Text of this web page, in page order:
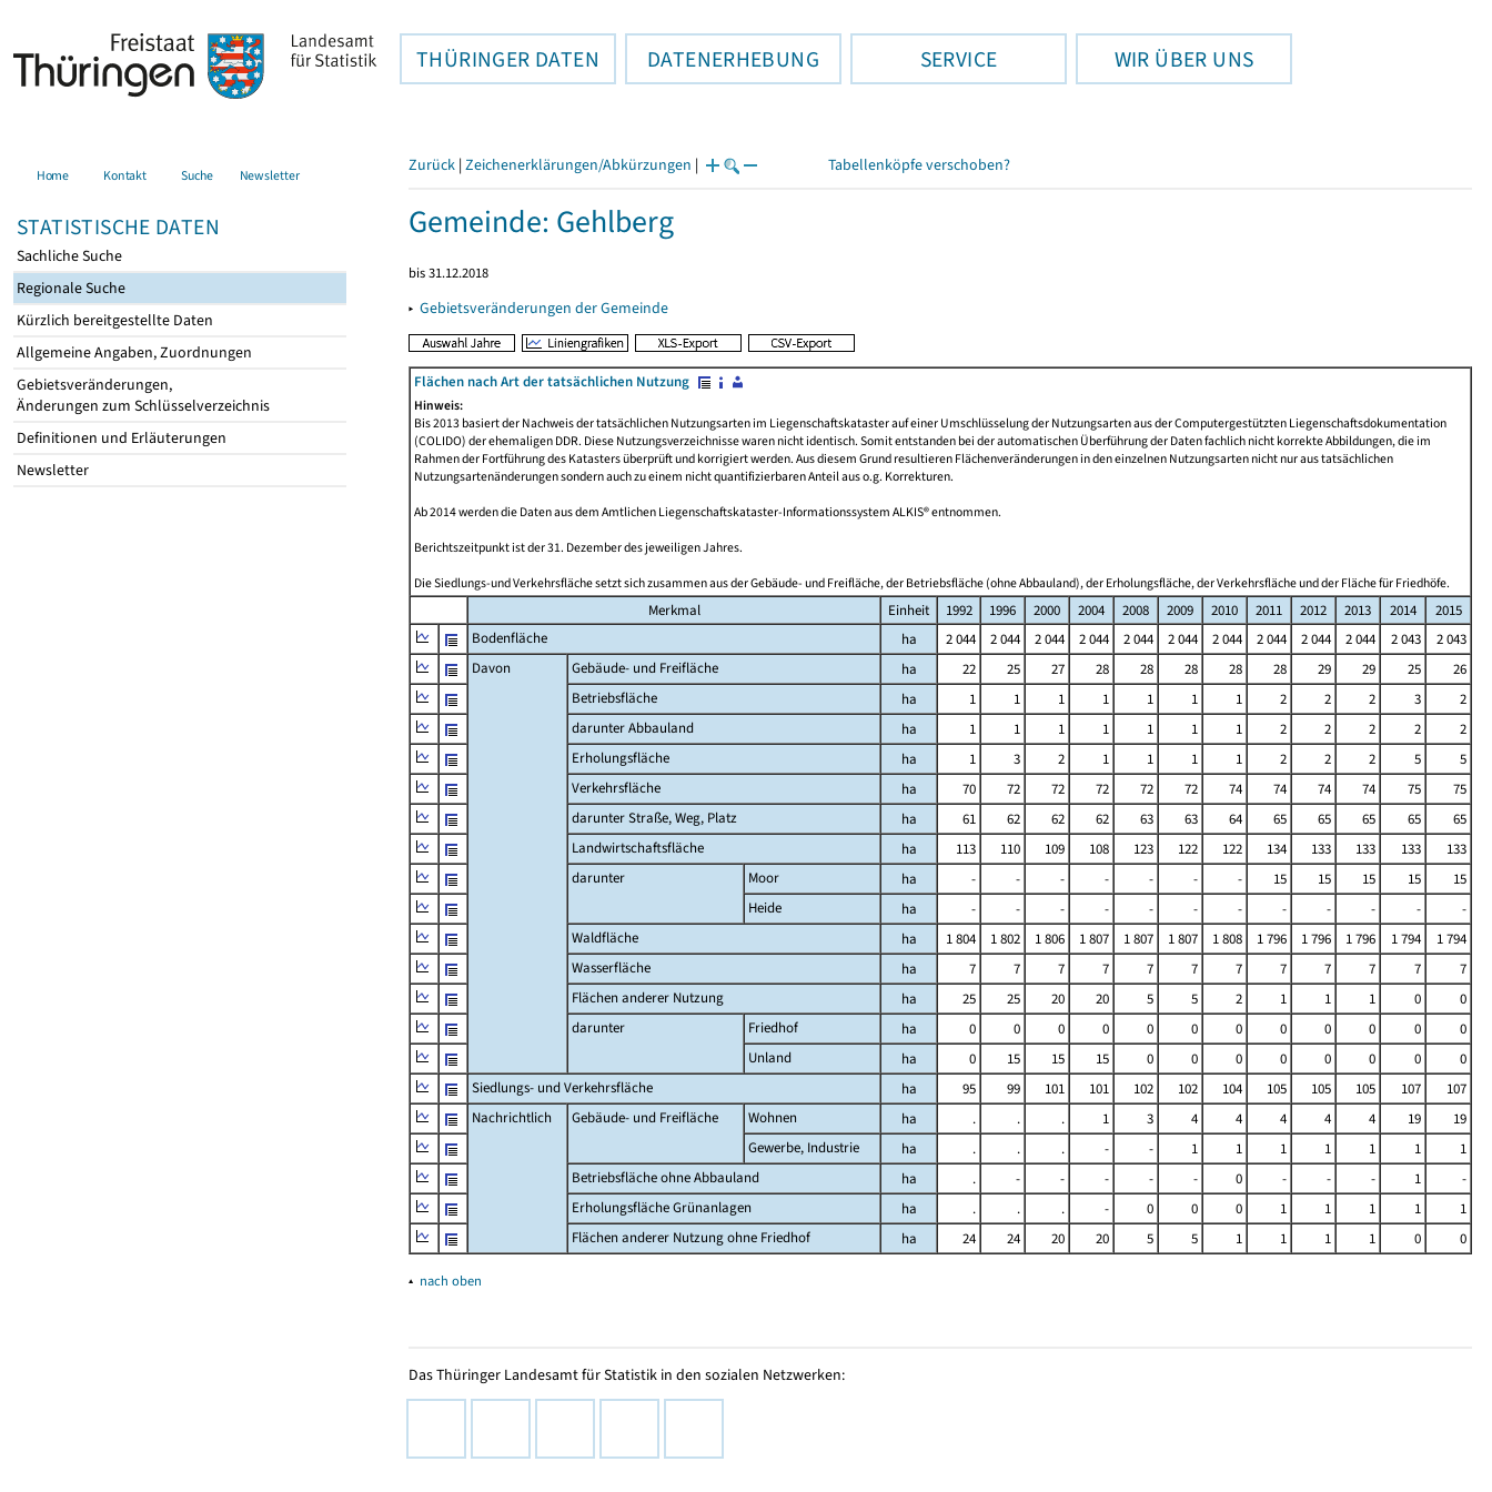
THÜRINGER DATEN DATENERHEBUNG SERVICE WIR ÜBER UNS
Home Kontakt Suche Newsletter
STATISTISCHE DATEN
Sachliche Suche
Regionale Suche
Kürzlich bereitgestellte Daten
Allgemeine Angaben, Zuordnungen
Gebietsveränderungen,
Änderungen zum Schlüsselverzeichnis
Definitionen und Erläuterungen
Newsletter
Zurück | Zeichenerklärungen/Abkürzungen | Tabellenköpfe verschoben?
Gemeinde: Gehlberg
bis 31.12.2018
▸ Gebietsveränderungen der Gemeinde
Flächen nach Art der tatsächlichen Nutzung
Hinweis:
Bis 2013 basiert der Nachweis der tatsächlichen Nutzungsarten im Liegenschaftskataster auf einer Umschlüsselung der Nutzungsarten aus der Computergestützten Liegenschaftsdokumentation
(COLIDO) der ehemaligen DDR. Diese Nutzungsverzeichnisse waren nicht identisch. Somit entstanden bei der automatischen Überführung der Daten fachlich nicht korrekte Abbildungen, die im
Rahmen der Fortführung des Katasters überprüft und korrigiert werden. Aus diesem Grund resultieren Flächenveränderungen in den einzelnen Nutzungsarten nicht nur aus tatsächlichen
Nutzungsartenänderungen sondern auch zu einem nicht quantifizierbaren Anteil aus o.g. Korrekturen.
Ab 2014 werden die Daten aus dem Amtlichen Liegenschaftskataster-Informationssystem ALKIS® entnommen.
Berichtszeitpunkt ist der 31. Dezember des jeweiligen Jahres.
Die Siedlungs-und Verkehrsfläche setzt sich zusammen aus der Gebäude- und Freifläche, der Betriebsfläche (ohne Abbauland), der Erholungsfläche, der Verkehrsfläche und der Fläche für Friedhöfe.
Merkmal Einheit 1992 1996 2000 2004 2008 2009 2010 2011 2012 2013 2014
2015
Bodenfläche
ha 2 044 2 044 2 044 2 044 2 044 2 044 2 044 2 044 2 044 2 044 2 043
2 043
Davon
Gebäude- und Freifläche ha 22 25 27 28 28 28 28 28 29 29 25
26
Betriebsfläche
ha 1 1 1 1 1 1 1 2 2 2 3
2
darunter Abbauland
ha 1 1 1 1 1 1 1 2 2 2 2
2
Erholungsfläche
ha 1 3 2 1 1 1 1 2 2 2 5
5
Verkehrsfläche
ha 70 72 72 72 72 72 74 74 74 74 75
75
darunter Straße, Weg, Platz
ha 61 62 62 62 63 63 64 65 65 65 65
65
Landwirtschaftsfläche
ha 113 110 109 108 123 122 122 134 133 133 133
133
darunter
Moor ha - - - - - - - 15 15 15 15
15
Heide
ha - - - - - - - - - - -
-
Waldfläche
ha 1 804 1 802 1 806 1 807 1 807 1 807 1 808 1 796 1 796 1 796 1 794
1 794
Wasserfläche
ha 7 7 7 7 7 7 7 7 7 7 7
7
Flächen anderer Nutzung
ha 25 25 20 20 5 5 2 1 1 1 0
0
darunter
Friedhof ha 0 0 0 0 0 0 0 0 0 0 0
0
Unland
ha 0 15 15 15 0 0 0 0 0 0 0
0
Siedlungs- und Verkehrsfläche
ha 95 99 101 101 102 102 104 105 105 105 107
107
Nachrichtlich
Gebäude- und Freifläche Wohnen ha . . . 1 3 4 4 4 4 4 19
19
Gewerbe, Industrie
ha . . . - - 1 1 1 1 1 1
1
Betriebsfläche ohne Abbauland
ha . - - - - - 0 - - - 1
-
Erholungsfläche Grünanlagen
ha . . . - 0 0 0 1 1 1 1
1
Flächen anderer Nutzung ohne Friedhof
ha 24 24 20 20 5 5 1 1 1 1 0 0
▴ nach oben
Das Thüringer Landesamt für Statistik in den sozialen Netzwerken: